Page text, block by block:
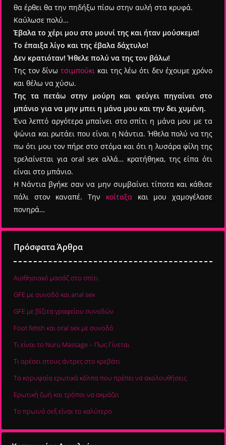
θα έρθει θα την πηδήξω πίσω στην αυλή στα κρυφά.
Καύλωσε πολύ…
Έβαλα το χέρι μου στο μουνί της και ήταν μούσκεμα!
Το έπαιξα λίγο και της έβαλα δάχτυλο!
Δεν κρατιόταν! Ήθελε πολύ να της τον βάλω!
Της τον δίνωτσιμπούκι και της λέω ότι δεν έχουμε χρόνο
και θέλω να χύσω.
Της τα πετάω στην μούρη και φεύγει πηγαίνει στο
μπάνιο για να μην μπει η μάνα μου και την δει χυμένη.
Ένα λεπτό αργότερα μπαίνει στο σπίτι η μάνα μου με τα
ψώνια και ρωτάει που είναι η Νάντια. Ήθελα πολύ να της
πω ότι μου τον πήρε στο στόμα και ότι η λυσάρα φίλη της
τρελαίνεται για oral sex αλλά… κρατήθηκα, της είπα ότι
είναι στο μπάνιο.
Η Νάντια βγήκε σαν να μην συμβαίνει τίποτα και κάθισε
πάλι στον καναπέ. Την κοίταξα και μου χαμογέλασε
πονηρά…
Πρόσφατα Άρθρα
Αισθησιακό μασάζ στο σπίτι
GFE με συνοδό και anal sex
GFE με βίζιτα γραφείου συνοδών
Foot fetish και oral sex με συνοδό
Τι είναι το Nuru Massage – Πως Γίνεται
Τι αρέσει στους άντρες στο κρεβάτι
Τα κορυφαία ερωτικά κόλπα που πρέπει να ακολουθήσεις
Ερωτική ζωή και τρόποι να ακμάζει
Το πρωινό σεξ είναι το καλύτερο